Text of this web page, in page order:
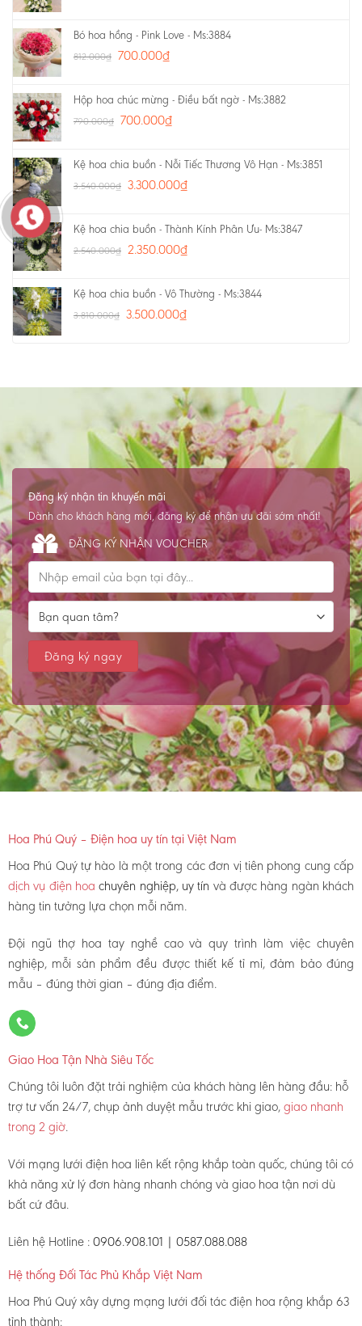
Bó hoa hồng - Pink Love - Ms:3884
812.000₫ 700.000₫
Hộp hoa chúc mừng - Điều bất ngờ - Ms:3882
790.000₫ 700.000₫
Kệ hoa chia buồn - Nỗi Tiếc Thương Vô Hạn - Ms:3851
3.540.000₫ 3.300.000₫
Kệ hoa chia buồn - Thành Kính Phân Ưu- Ms:3847
2.540.000₫ 2.350.000₫
Kệ hoa chia buồn - Vô Thường - Ms:3844
3.810.000₫ 3.500.000₫
Đăng ký nhận tin khuyến mãi
Dành cho khách hàng mới, đăng ký để nhận ưu đãi sớm nhất!
ĐĂNG KÝ NHẬN VOUCHER
Hoa Phú Quý – Điện hoa uy tín tại Việt Nam
Hoa Phú Quý tự hào là một trong các đơn vị tiên phong cung cấp
dịch vụ điện hoachuyên nghiệp, uy tín và được hàng ngàn khách
hàng tin tưởng lựa chọn mỗi năm.
Đội ngũ thợ hoa tay nghề cao và quy trình làm việc chuyên
nghiệp, mỗi sản phẩm đều được thiết kế tỉ mỉ, đảm bảo đúng
mẫu – đúng thời gian – đúng địa điểm.
Giao Hoa Tận Nhà Siêu Tốc
Chúng tôi luôn đặt trải nghiệm của khách hàng lên hàng đầu: hỗ
trợ tư vấn 24/7, chụp ảnh duyệt mẫu trước khi giao,giao nhanh
trong 2 giờ.
Với mạng lưới điện hoa liên kết rộng khắp toàn quốc, chúng tôi có
khả năng xử lý đơn hàng nhanh chóng và giao hoa tận nơi dù
bất cứ đâu.
Liên hệ Hotline : 0906.908.101 | 0587.088.088
Hệ thống Đối Tác Phủ Khắp Việt Nam
Hoa Phú Quý xây dựng mạng lưới đối tác điện hoa rộng khắp 63
tỉnh thành: